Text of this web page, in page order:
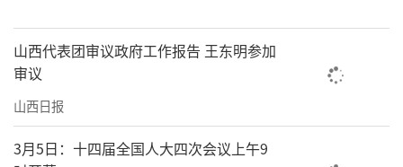
山西代表团审议政府工作报告 王东明参加
审议
山西日报
3月5日：十四届全国人大四次会议上午9